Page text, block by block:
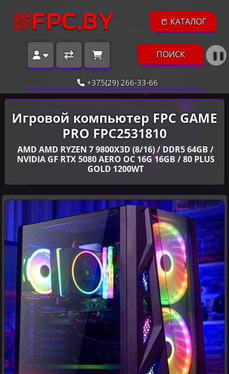
📒 КАТАЛОГ
ПОИСК ❚❚
+375(29) 266-33-66
Игровой компьютер FPC GAME
PRO FPC2531810
AMD AMD RYZEN 7 9800X3D (8/16) / DDR5 64GB /
NVIDIA GF RTX 5080 AERO OC 16G 16GB / 80 PLUS
GOLD 1200WT